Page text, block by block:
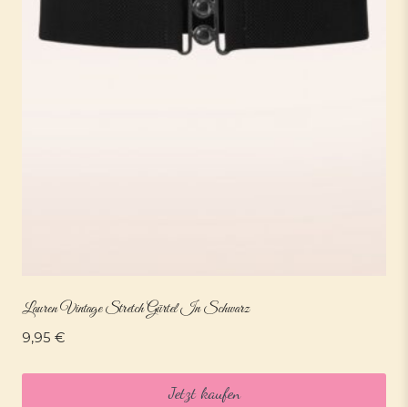
Lauren Vintage Stretch Gürtel In Schwarz
9,95 €
Jetzt kaufen